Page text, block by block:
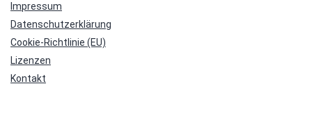
Impressum
Datenschutzerklärung
Cookie-Richtlinie (EU)
Lizenzen
Kontakt